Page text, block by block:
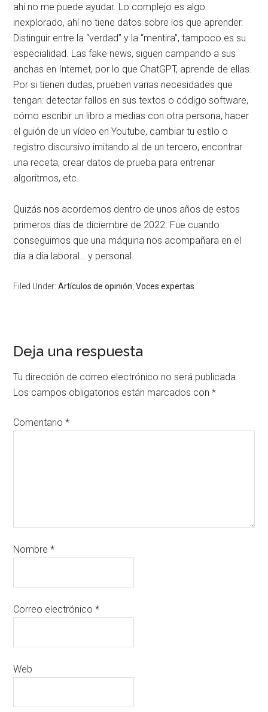
ahí no me puede ayudar. Lo complejo es algo
inexplorado, ahí no tiene datos sobre los que aprender.
Distinguir entre la “verdad” y la “mentira”, tampoco es su
especialidad. Las fake news, siguen campando a sus
anchas en Internet, por lo que ChatGPT, aprende de ellas.
Por si tienen dudas, prueben varias necesidades que
tengan: detectar fallos en sus textos o código software,
cómo escribir un libro a medias con otra persona, hacer
el guión de un vídeo en Youtube, cambiar tu estilo o
registro discursivo imitando al de un tercero, encontrar
una receta, crear datos de prueba para entrenar
algoritmos, etc.
Quizás nos acordemos dentro de unos años de estos
primeros días de diciembre de 2022. Fue cuando
conseguimos que una máquina nos acompañara en el
día a día laboral… y personal.
Filed Under:Artículos de opinión ,Voces expertas
Deja una respuesta
Tu dirección de correo electrónico no será publicada.
Los campos obligatorios están marcados con*
Comentario*
Nombre*
Correo electrónico*
Web